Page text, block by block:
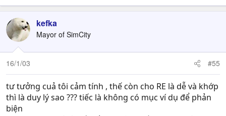
kefka
Mayor of SimCity
16/1/03 #55
tư tưởng cuả tôi cảm tính , thế còn cho RE là dễ và khớp
thì là duy lý sao ??? tiếc là không có mục ví dụ để phản
biện